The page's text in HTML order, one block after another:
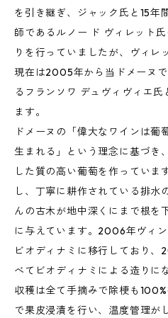
を引き継ぎ、ジャック氏と15年
師であるルノー ド ヴィレット
りを行っていましたが、ヴィレ
現在は2005年から当ドメーヌ
るフランソワ デュヴィヴィエ
ます。
ドメーヌの「偉大なワインは葡
生まれる」という理念に基づき
した質の高い葡萄を作っていま
し、丁寧に耕作されている排水
んの古木が地中深くにまで根を
に与えています。2006年ヴィ
ビオディナミに移行しており
べてビオディナミによる造りに
収穫は全て手摘みで除梗も
で果皮浸漬を行い、温度管理が